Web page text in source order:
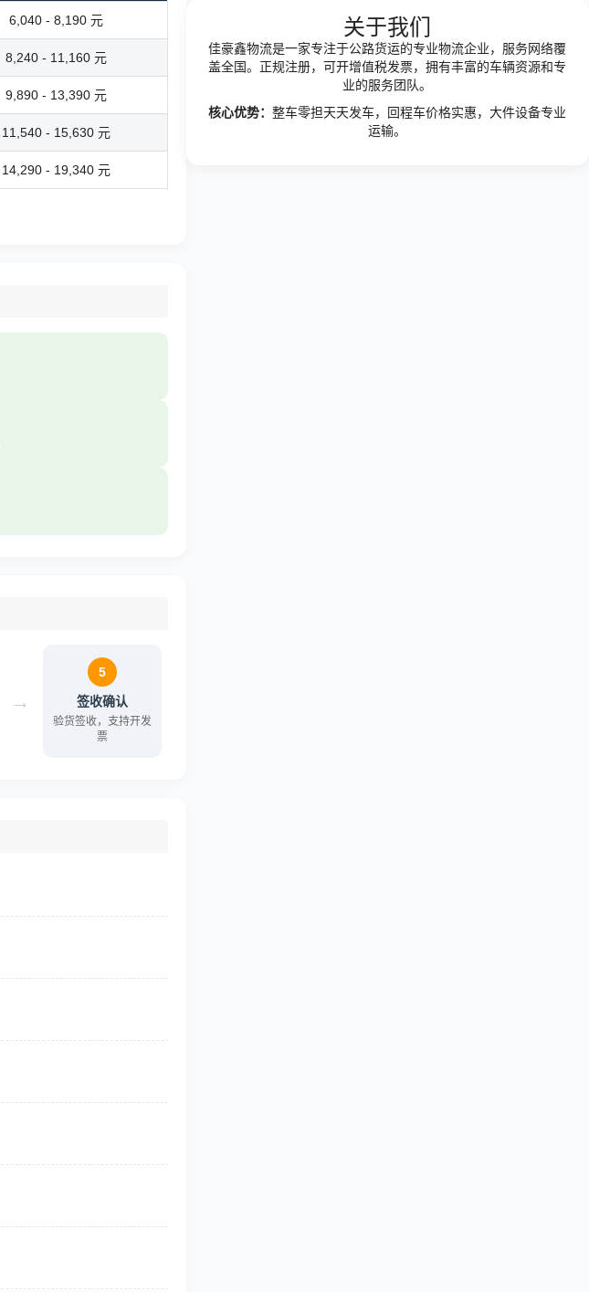
6,040 - 8,190 元
8,240 - 11,160 元
9,890 - 13,390 元
11,540 - 15,630 元
14,290 - 19,340 元
→
5
签收确认
验货签收，支持开发
票
关于我们
佳豪鑫物流是一家专注于公路货运的专业物流企业，服务网络覆
盖全国。正规注册，可开增值税发票，拥有丰富的车辆资源和专
业的服务团队。
核心优势：整车零担天天发车，回程车价格实惠，大件设备专业
运输。